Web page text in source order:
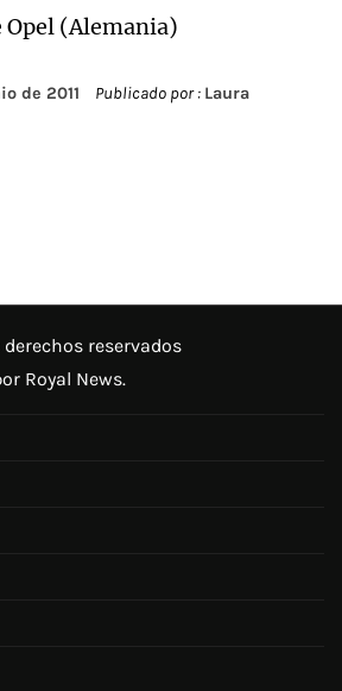
Opel (Alemania)
de 2011 Publicado por : Laura
reservados
Royal News.